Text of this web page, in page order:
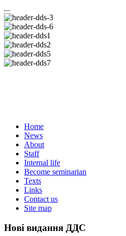
...
Home
News
About
Staff
Internal life
Become seminarian
Texts
Links
Contact us
Site map
Нові видання ДДС